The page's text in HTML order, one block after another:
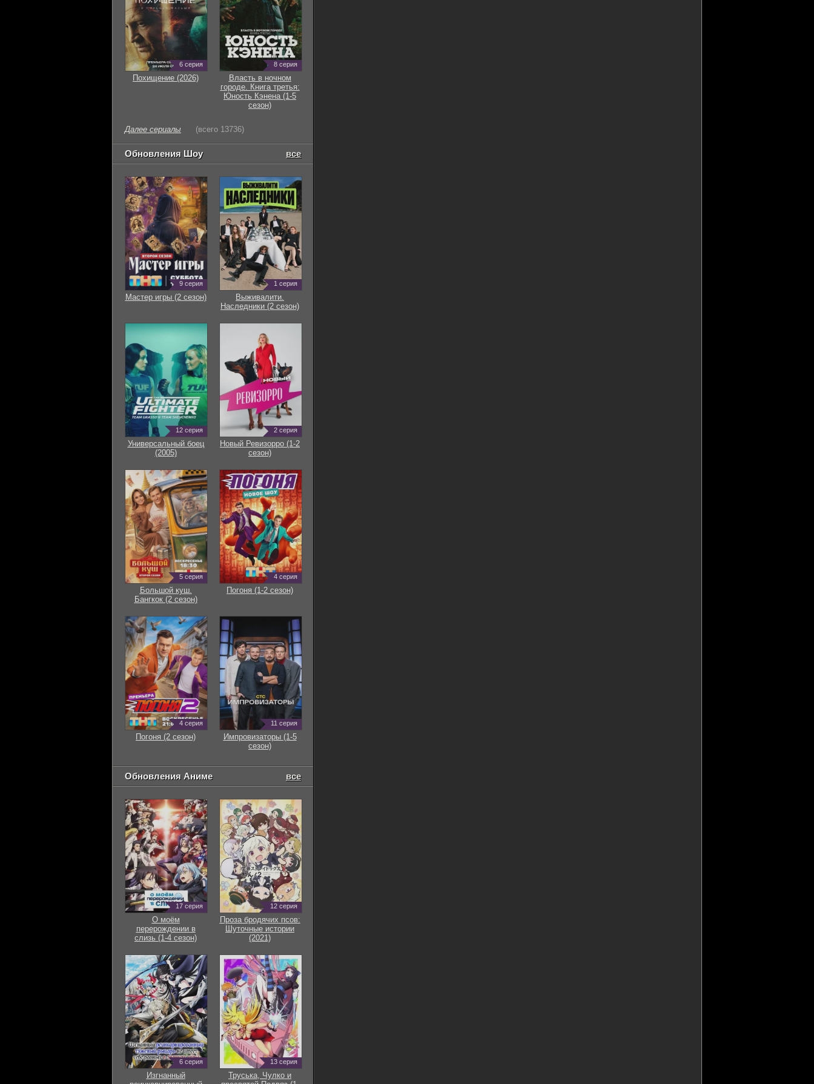
6 серия
Похищение (2026)
8 серия
Власть в ночном
городе. Книга третья:
Юность Кэнена (1-5
сезон)
Далее сериалы (всего 13736)
Обновления Шоу все
9 серия
Мастер игры (2 сезон)
1 серия
Выживалити.
Наследники (2 сезон)
12 серия
Универсальный боец
(2005)
2 серия
Новый Ревизорро (1-2
сезон)
5 серия
Большой куш.
Бангкок (2 сезон)
4 серия
Погоня (1-2 сезон)
4 серия
Погоня (2 сезон)
11 серия
Импровизаторы (1-5
сезон)
Обновления Аниме все
17 серия
О моём
перерождении в
слизь (1-4 сезон)
12 серия
Проза бродячих псов:
Шуточные истории
(2021)
6 серия
Изгнанный
13 серия
Труська, Чулко и